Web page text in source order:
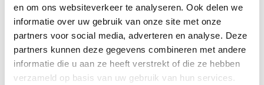
en om ons websiteverkeer te analyseren. Ook delen we
informatie over uw gebruik van onze site met onze
partners voor social media, adverteren en analyse. Deze
partners kunnen deze gegevens combineren met andere
informatie die u aan ze heeft verstrekt of die ze hebben
verzameld op basis van uw gebruik van hun services.
WL55-875BL1 Gemotoriseerde Wandsteun+ AV2-
500BL Universele Videobar kit
-1%
+